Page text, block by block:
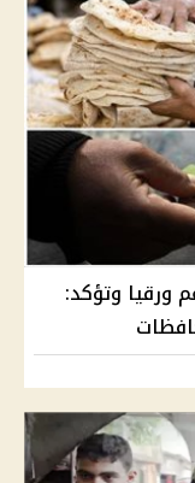
ورقيا وتؤكد: